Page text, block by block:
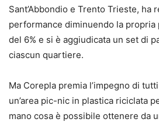
Sant’Abbondio e Trento Trieste, ha
performance diminuendo la
del 6% e si è aggiudicata un set di
ciascun quartiere.
Ma Corepla premia l’impegno di
un’area pic-nic in plastica riciclata
mano cosa è possibile ottenere da